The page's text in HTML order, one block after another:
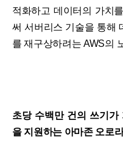
적화하고 데이터의 가치
써 서버리스 기술을 통해
를 재구상하려는 AWS의
초당 수백만 건의 쓰기가
을 지원하는 아마존 오로